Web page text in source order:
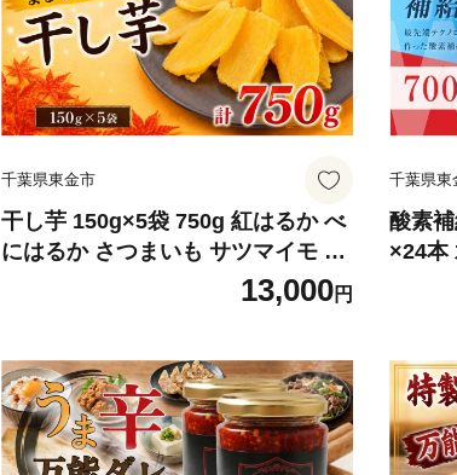
千葉県東金市
干し芋 150g×5袋 750g 紅はるか べ
にはるか さつまいも サツマイモ 芋
おいも イモ satumaimo ほしいも
旨味 いも ぽてと スイートポテト ス
うまみ 無着色 保存料不使用 朝食 保
存料無し ファーストファンタジー
千葉 東金
13,000円
千葉県東
酸素
×24本
料 飲
ミネ
ハイ
サイ